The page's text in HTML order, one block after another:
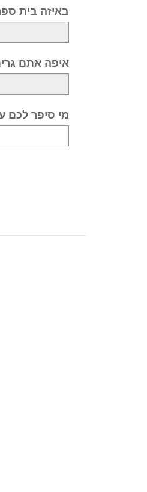
באיזה בית
איפה אתם
מי סיפר לכם